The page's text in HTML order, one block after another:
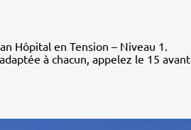
Hôpital en Tension – Niveau 1.
à chacun, appelez le 15 avant